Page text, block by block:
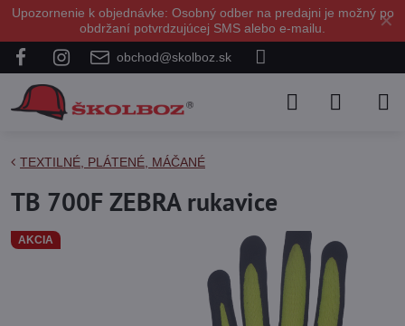
✕
Upozornenie k objednávke: Osobný odber na predajni je možný po
obdržaní potvrdzujúcej SMS alebo e-mailu.
obchod@skolboz.sk
AKCIA
TEXTILNÉ, PLÁTENÉ, MÁČANÉ
TB 700F ZEBRA rukavice